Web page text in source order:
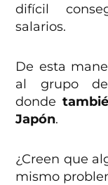
difícil
salarios.
De esta
al grupo de
donde
Japón.
¿Creen que
mismo